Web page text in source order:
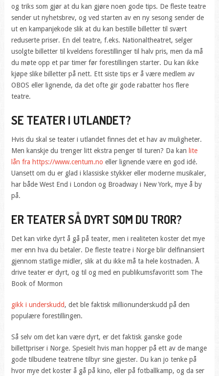
og triks som gjør at du kan gjøre noen gode tips. De fleste teatre
sender ut nyhetsbrev, og ved starten av en ny sesong sender de
ut en kampanjekode slik at du kan bestille billetter til svært
reduserte priser. En del teatre, f.eks. Nationaltheatret, selger
usolgte billetter til kveldens forestillinger til halv pris, men da må
du møte opp et par timer før forestillingen starter. Du kan ikke
kjøpe slike billetter på nett. Ett siste tips er å være medlem av
OBOS eller lignende, da det ofte gir gode rabatter hos flere
teatre.
SE TEATER I UTLANDET?
Hvis du skal se teater i utlandet finnes det et hav av muligheter.
Men kanskje du trenger litt ekstra penger til turen? Da kan lite
lån fra https://www.centum.no eller lignende være en god idé.
Uansett om du er glad i klassiske stykker eller moderne musikaler,
har både West End i London og Broadway i New York, mye å by
på.
ER TEATER SÅ DYRT SOM DU TROR?
Det kan virke dyrt å gå på teater, men i realiteten koster det mye
mer enn hva du betaler. De fleste teatre i Norge blir delfinansiert
gjennom statlige midler, slik at du ikke må ta hele kostnaden. Å
drive teater er dyrt, og til og med en publikumsfavoritt som The
Book of Mormon
gikk i underskudd, det ble faktisk millionunderskudd på den
populære forestillingen.
Så selv om det kan være dyrt, er det faktisk ganske gode
billettpriser i Norge. Spesielt hvis man hopper på ett av de mange
gode tilbudene teatrene tilbyr sine gjester. Du kan jo tenke på
hvor mye det koster å gå på kino, eller på fotballkamp, og da ser